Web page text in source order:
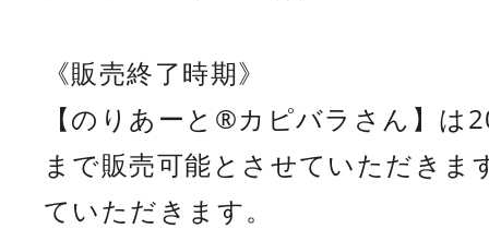
《販売終了時期》
【のりあーと®カピバラさん】は
まで販売可能とさせていただきま
ていただきます。